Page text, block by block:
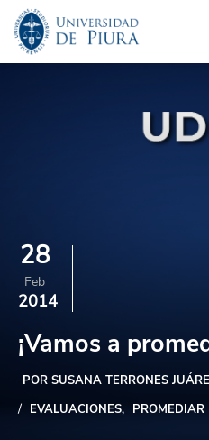
28
Feb
2014
¡Vamos a
POR SUSANA TERRONES
EVALUACIONES
PROMEDIAR